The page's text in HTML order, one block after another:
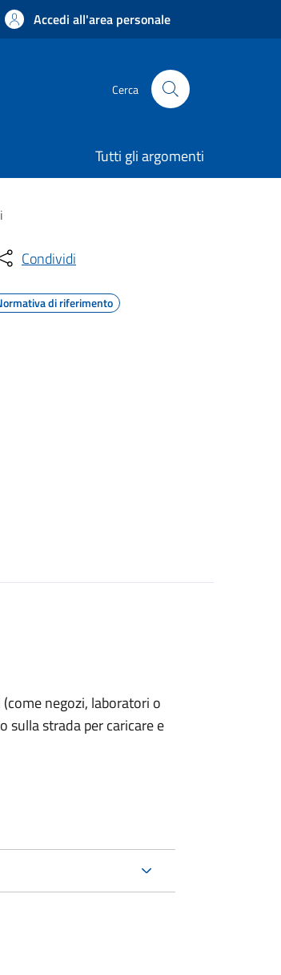
Accedi all'area personale
Cerca
Tutti gli argomenti
Condividi
di riferimento
negozi, laboratori o
sulla strada per caricare e